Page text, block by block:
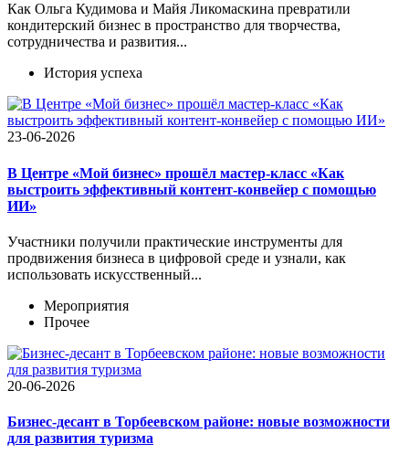
Как Ольга Кудимова и Майя Ликомаскина превратили
кондитерский бизнес в пространство для творчества,
сотрудничества и развития...
История успеха
23-06-2026
В Центре «Мой бизнес» прошёл мастер-класс «Как
выстроить эффективный контент-конвейер с помощью
ИИ»
Участники получили практические инструменты для
продвижения бизнеса в цифровой среде и узнали, как
использовать искусственный...
Мероприятия
Прочее
20-06-2026
Бизнес-десант в Торбеевском районе: новые возможности
для развития туризма